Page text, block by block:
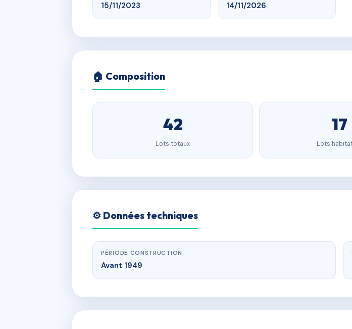
15/11/2023 14/11/2026
🏠 Composition
42
Lots totaux
17
Lots
⚙️ Données techniques
PÉRIODE CONSTRUCTION
Avant 1949